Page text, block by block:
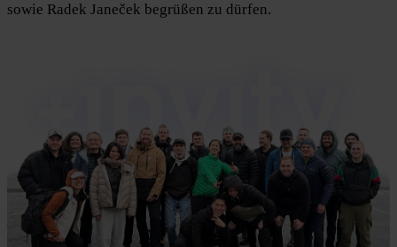
sowie Radek Janeček begrüßen zu dürfen.